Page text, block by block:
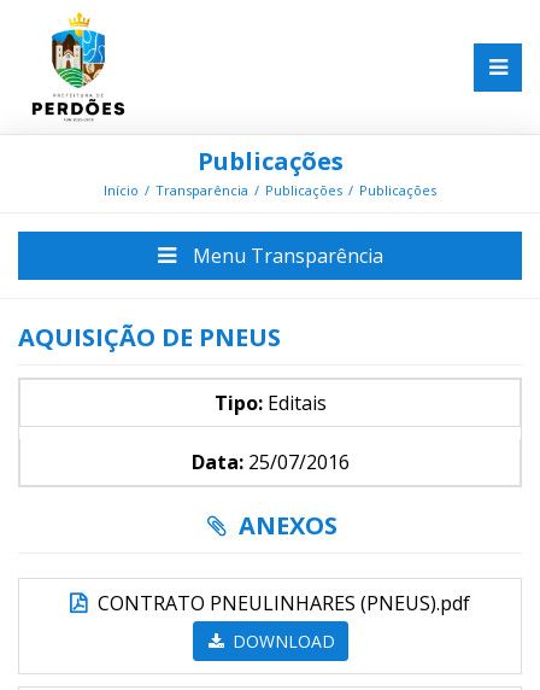
Publicações
Início Transparência Publicações Publicações
Menu Transparência
AQUISIÇÃO DE PNEUS
Tipo:Editais
Data:25/07/2016
ANEXOS
CONTRATO PNEULINHARES (PNEUS).pdf
DOWNLOAD